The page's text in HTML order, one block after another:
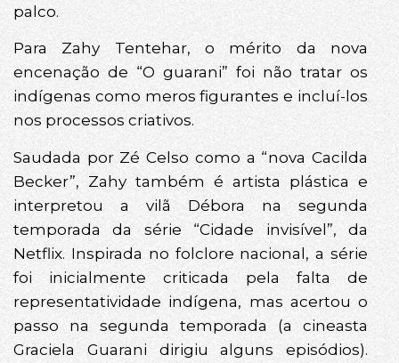
palco.
Para Zahy Tentehar, o mérito da nova
encenação de “O guarani” foi não tratar os
indígenas como meros figurantes e incluí-los
nos processos criativos.
Saudada por Zé Celso como a “nova Cacilda
Becker”, Zahy também é artista plástica e
interpretou a vilã Débora na segunda
temporada da série “Cidade invisível”, da
Netflix. Inspirada no folclore nacional, a série
foi inicialmente criticada pela falta de
representatividade indígena, mas acertou o
passo na segunda temporada (a cineasta
Graciela Guarani dirigiu alguns episódios).